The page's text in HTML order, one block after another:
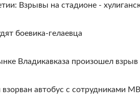
Взрывы на стадионе -
боевика-гелаевца
Владикавказа произошел взрыв
автобус с сотрудниками